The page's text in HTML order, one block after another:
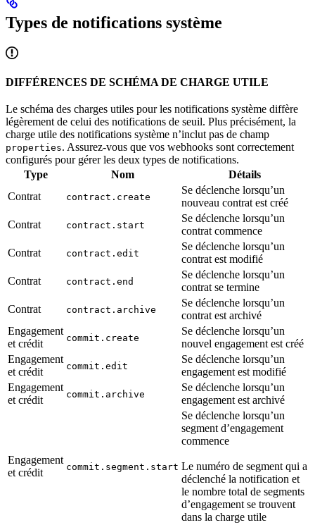
Types de notifications système
DIFFÉRENCES DE SCHÉMA DE CHARGE UTILE
Le schéma des charges utiles pour les notifications système diffère
légèrement de celui des notifications de seuil. Plus précisément, la
charge utile des notifications système n’inclut pas de champ
properties. Assurez-vous que vos webhooks sont correctement
configurés pour gérer les deux types de notifications.
Type
Nom
Détails
Contrat
contract.create
Se déclenche lorsqu’un
nouveau contrat est créé
Contrat
contract.start
Se déclenche lorsqu’un
contrat commence
Contrat
contract.edit
Se déclenche lorsqu’un
contrat est modifié
Contrat
contract.end
Se déclenche lorsqu’un
contrat se termine
Contrat
contract.archive
Se déclenche lorsqu’un
contrat est archivé
Engagement
et crédit
commit.create
Se déclenche lorsqu’un
nouvel engagement est créé
Engagement
et crédit
commit.edit
Se déclenche lorsqu’un
engagement est modifié
Engagement
et crédit
commit.archive
Se déclenche lorsqu’un
engagement est archivé
Engagement
et crédit
commit.segment.start
Se déclenche lorsqu’un
segment d’engagement
commence
Le numéro de segment qui a
déclenché la notification et
le nombre total de segments
d’engagement se trouvent
dans la charge utile